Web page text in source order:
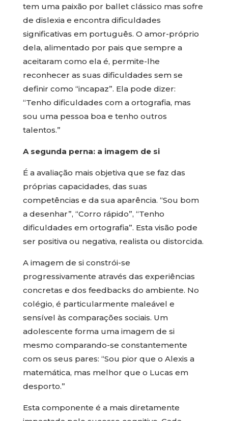
tem uma paixão por ballet clássico mas sofre
de dislexia e encontra dificuldades
significativas em português. O amor-próprio
dela, alimentado por pais que sempre a
aceitaram como ela é, permite-lhe
reconhecer as suas dificuldades sem se
definir como “incapaz”. Ela pode dizer:
“Tenho dificuldades com a ortografia, mas
sou uma pessoa boa e tenho outros
talentos.”
A segunda perna: a imagem de si
É a avaliação mais objetiva que se faz das
próprias capacidades, das suas
competências e da sua aparência. “Sou bom
a desenhar”, “Corro rápido”, “Tenho
dificuldades em ortografia”. Esta visão pode
ser positiva ou negativa, realista ou distorcida.
A imagem de si constrói-se
progressivamente através das experiências
concretas e dos feedbacks do ambiente. No
colégio, é particularmente maleável e
sensível às comparações sociais. Um
adolescente forma uma imagem de si
mesmo comparando-se constantemente
com os seus pares: “Sou pior que o Alexis a
matemática, mas melhor que o Lucas em
desporto.”
Esta componente é a mais diretamente